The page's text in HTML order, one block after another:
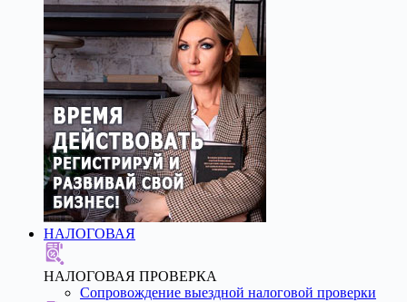
НАЛОГОВАЯ
НАЛОГОВАЯ ПРОВЕРКА
Сопровождение выездной налоговой проверки